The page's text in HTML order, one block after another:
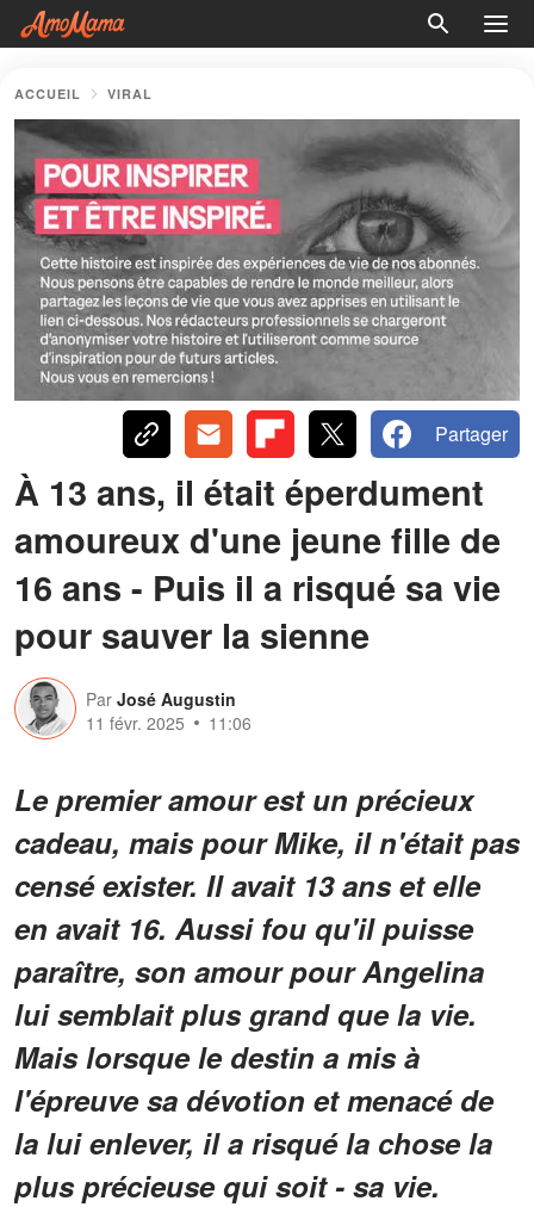
ACCUEIL VIRAL
Partager
À 13 ans, il était éperdument
amoureux d'une jeune fille de
16 ans - Puis il a risqué sa vie
pour sauver la sienne
Par José Augustin
11 févr. 2025
11:06
Le premier amour est un précieux
cadeau, mais pour Mike, il n'était pas
censé exister. Il avait 13 ans et elle
en avait 16. Aussi fou qu'il puisse
paraître, son amour pour Angelina
lui semblait plus grand que la vie.
Mais lorsque le destin a mis à
l'épreuve sa dévotion et menacé de
la lui enlever, il a risqué la chose la
plus précieuse qui soit - sa vie.